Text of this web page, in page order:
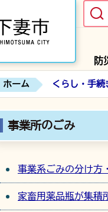
防
ホーム くらし・手続
事業所のごみ
事業系ごみの分け方
家畜用薬品瓶が集積